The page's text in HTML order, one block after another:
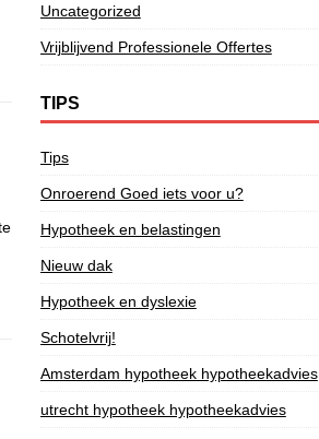
Uncategorized
Vrijblijvend Professionele Offertes
TIPS
Tips
Onroerend Goed iets voor u?
Hypotheek en belastingen
Nieuw dak
Hypotheek en dyslexie
Schotelvrij!
Amsterdam hypotheek hypotheekadvies
utrecht hypotheek hypotheekadvies